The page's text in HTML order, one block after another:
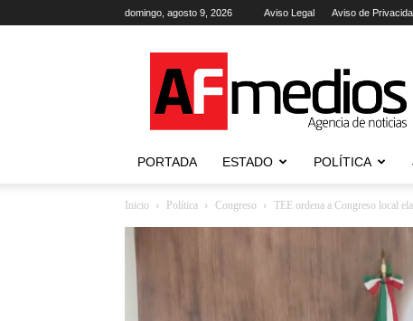
domingo, agosto 9, 2026 Aviso Legal Aviso de
Agencia
de
Noticias
PORTADA ESTADO POLÍTICA
Inicio Política Congreso TEE ordena a Congreso local